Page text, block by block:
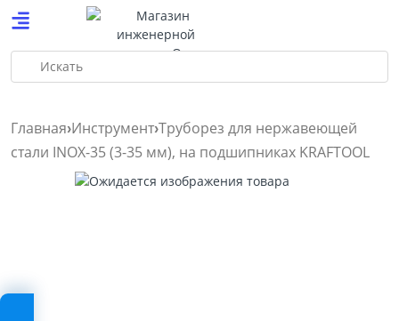
Искать
Главная Инструмент Труборез для нержавеющей
стали INOX-35 (3-35 мм), на подшипниках KRAFTOOL